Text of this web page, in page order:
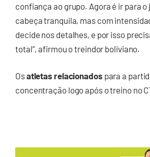
confiança ao grupo. Agora é ir para o
cabeça tranquila, mas com
decide nos detalhes, e por isso
total”, afirmou o treindor boliviano.
Osatletas relacionados para a
concentração logo após o treino no